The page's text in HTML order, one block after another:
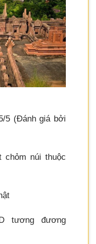
5 (Đánh giá bởi
chỏm núi thuộc
tương đương